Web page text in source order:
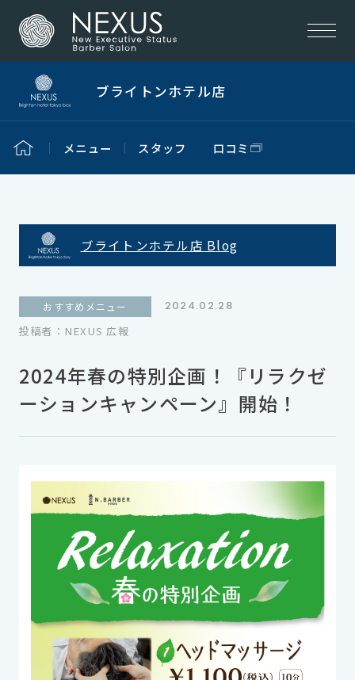
ブライトンホテル店 Blog
2024年春の特別企画！『リラクゼ
ーションキャンペーン』開始！
おすすめメニュー
2024.02.28
投稿者：NEXUS 広報
ブライトンホテル店
メニュー スタッフ 口コミ